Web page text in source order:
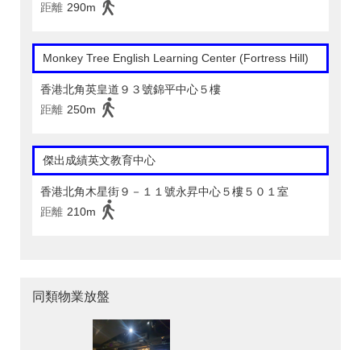
距離 290m
Monkey Tree English Learning Center (Fortress Hill)
香港北角英皇道９３號錦平中心５樓
距離 250m
傑出成績英文教育中心
香港北角木星街９－１１號永昇中心５樓５０１室
距離 210m
同類物業放盤